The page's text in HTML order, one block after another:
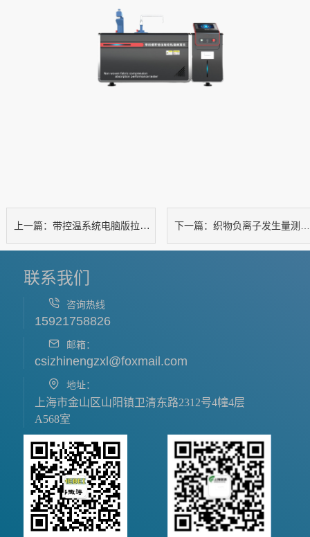
上一篇： 带控温系统电脑版拉力机 下一篇： 织物负离子发生量测试仪
联系我们
咨询热线
15921758826
邮箱：
csizhinengzxl@foxmail.com
地址：
上海市金山区山阳镇卫清东路2312号4幢4层
A568室